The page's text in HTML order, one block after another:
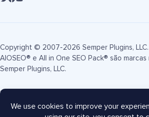
Copyright © 2007-2026 Semper Plugins, LLC.
AIOSEO® e All in One SEO Pack® são
Semper Plugins, LLC.
Termos de Serviço
Mapa do site
Cupom AIOSEO